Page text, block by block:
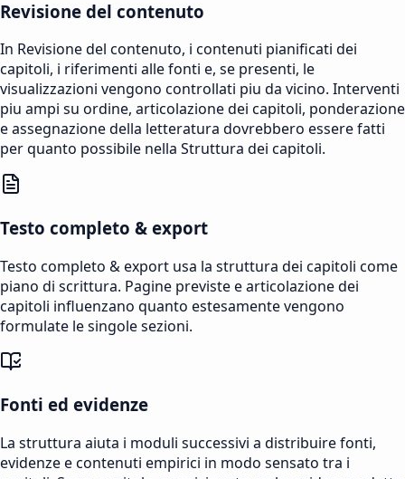
Revisione del contenuto
In Revisione del contenuto, i contenuti pianificati dei
capitoli, i riferimenti alle fonti e, se presenti, le
visualizzazioni vengono controllati piu da vicino. Interventi
piu ampi su ordine, articolazione dei capitoli, ponderazione
e assegnazione della letteratura dovrebbero essere fatti
per quanto possibile nella Struttura dei capitoli.
Testo completo & export
Testo completo & export usa la struttura dei capitoli come
piano di scrittura. Pagine previste e articolazione dei
capitoli influenzano quanto estesamente vengono
formulate le singole sezioni.
Fonti ed evidenze
La struttura aiuta i moduli successivi a distribuire fonti,
evidenze e contenuti empirici in modo sensato tra i